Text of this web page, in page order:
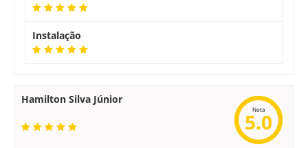
HP M1132
HP P1102W
Instalação
Hamilton Silva Júnior
Nota
5.0